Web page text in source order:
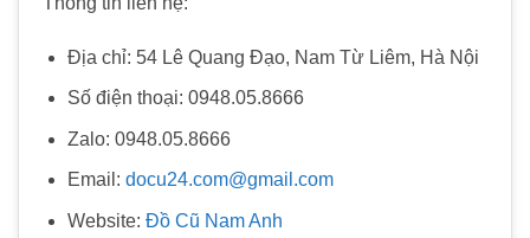
Địa chỉ: 54 Lê Quang Đạo, Nam Từ Liêm, Hà Nội
Số điện thoại: 0948.05.8666
Zalo: 0948.05.8666
Email: docu24.com@gmail.com
Website: Đồ Cũ Nam Anh